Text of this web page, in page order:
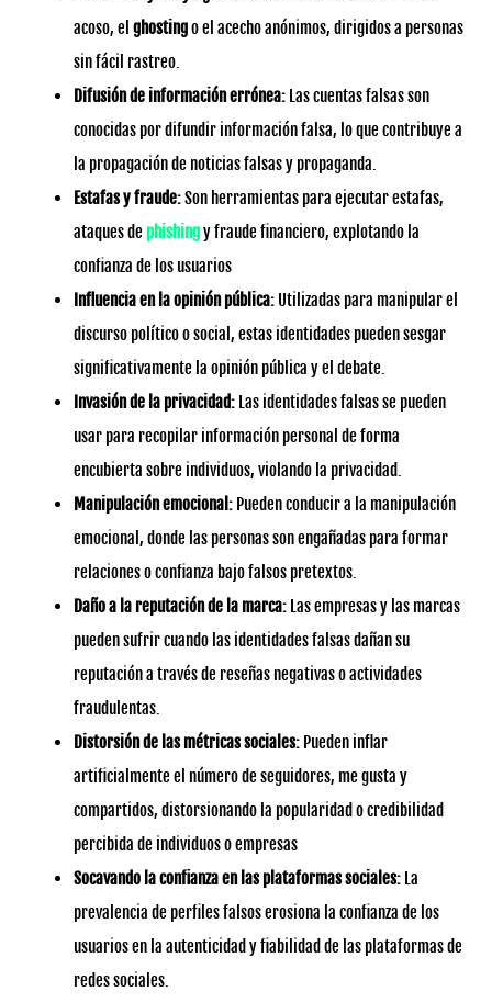
acoso, elghostingo el acecho anónimos, dirigidos a personas
sin fácil rastreo.
Difusión de información errónea: Las cuentas falsas son
conocidas por difundir información falsa, lo que contribuye a
la propagación de noticias falsas y propaganda.
Estafas y fraude:Son herramientas para ejecutar estafas,
ataques de phishingy fraude financiero, explotando la
confianza de los usuarios
Influencia en la opinión pública: Utilizadas para manipular el
discurso político o social, estas identidades pueden sesgar
significativamente la opinión pública y el debate.
Invasión de la privacidad: Las identidades falsas se pueden
usar para recopilar información personal de forma
encubierta sobre individuos, violando la privacidad.
Manipulación emocional: Pueden conducir a la manipulación
emocional, donde las personas son engañadas para formar
relaciones o confianza bajo falsos pretextos.
Daño a la reputación de la marca: Las empresas y las marcas
pueden sufrir cuando las identidades falsas dañan su
reputación a través de reseñas negativas o actividades
fraudulentas.
Distorsión de las métricas sociales: Pueden inflar
artificialmente el número de seguidores, me gusta y
compartidos, distorsionando la popularidad o credibilidad
percibida de individuos o empresas
Socavando la confianza en las plataformas sociales: La
prevalencia de perfiles falsos erosiona la confianza de los
usuarios en la autenticidad y fiabilidad de las plataformas de
redes sociales.